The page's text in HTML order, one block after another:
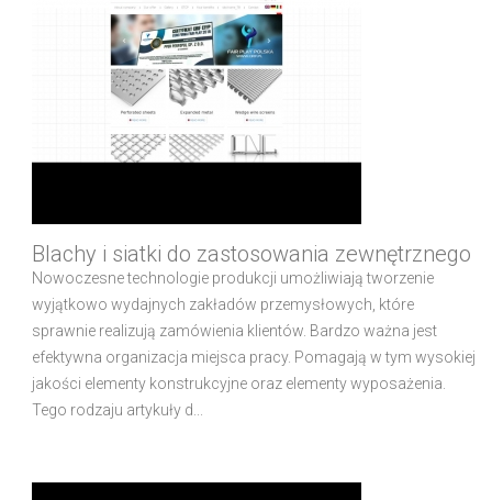
Blachy i siatki do zastosowania zewnętrznego
Nowoczesne technologie produkcji umożliwiają tworzenie
wyjątkowo wydajnych zakładów przemysłowych, które
sprawnie realizują zamówienia klientów. Bardzo ważna jest
efektywna organizacja miejsca pracy. Pomagają w tym wysokiej
jakości elementy konstrukcyjne oraz elementy wyposażenia.
Tego rodzaju artykuły d...